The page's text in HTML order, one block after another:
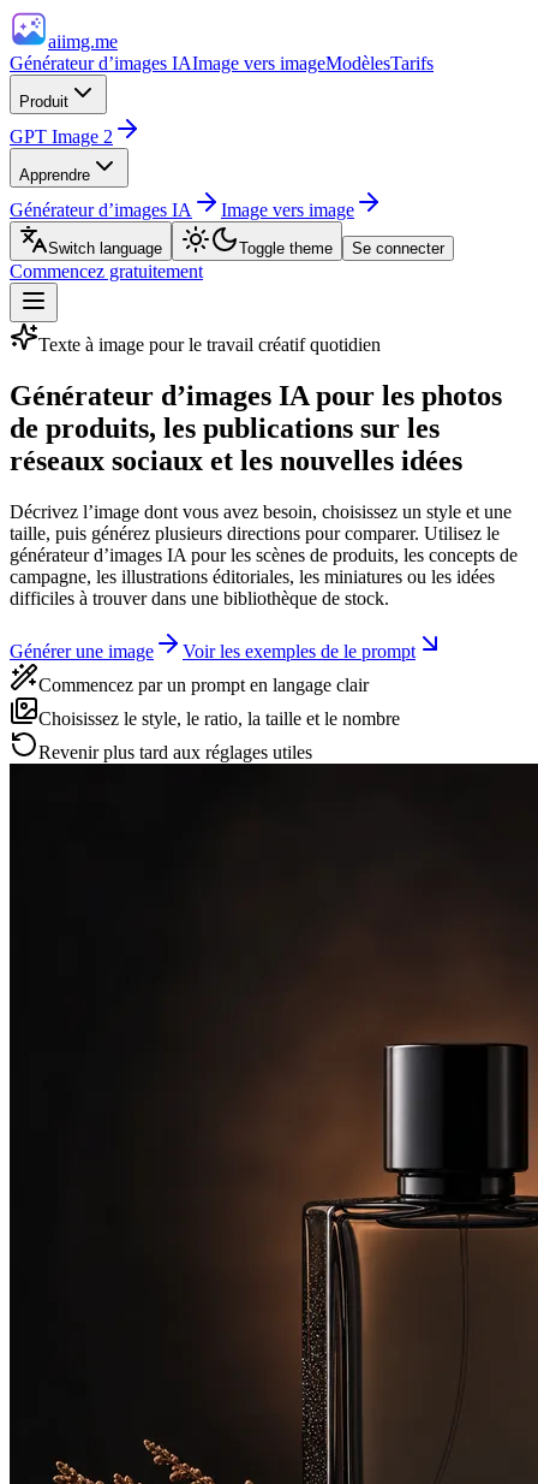
aiimg.me
Générateur d’images IAImage vers imageModèlesTarifs
Produit
GPT Image 2
Apprendre
Générateur d’images IA Image vers image
Switch language Toggle theme Se connecter
Commencez gratuitement
Texte à image pour le travail créatif quotidien
Générateur d’images IA pour les photos
de produits, les publications sur les
réseaux sociaux et les nouvelles idées
Décrivez l’image dont vous avez besoin, choisissez un style et une
taille, puis générez plusieurs directions pour comparer. Utilisez le
générateur d’images IA pour les scènes de produits, les concepts de
campagne, les illustrations éditoriales, les miniatures ou les idées
difficiles à trouver dans une bibliothèque de stock.
Générer une image
Voir les exemples de le prompt
Commencez par un prompt en langage clair
Choisissez le style, le ratio, la taille et le nombre
Revenir plus tard aux réglages utiles